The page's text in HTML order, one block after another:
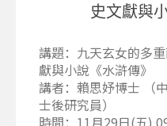
史文獻與
講題：九天玄女的多
獻與小說《水滸傳》
講者：賴思妤博士 （
士後研究員）